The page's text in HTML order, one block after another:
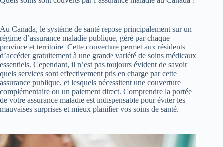
Au Canada, le système de santé repose principalement sur un
régime d’assurance maladie publique, géré par chaque
province et territoire. Cette couverture permet aux résidents
d’accéder gratuitement à une grande variété de soins médicaux
essentiels. Cependant, il n’est pas toujours évident de savoir
quels services sont effectivement pris en charge par cette
assurance publique, et lesquels nécessitent une couverture
complémentaire ou un paiement direct. Comprendre la portée
de votre assurance maladie est indispensable pour éviter les
mauvaises surprises et mieux planifier vos soins de santé.